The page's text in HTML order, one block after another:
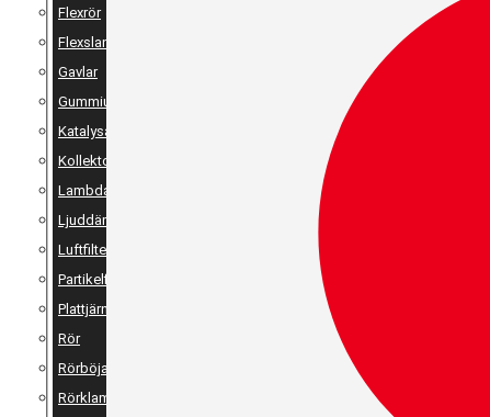
Flexrör
Flexslang
Gavlar
Gummiupphängning
Katalysator
Kollektor
Lambda
Ljuddämpare
Luftfilter
Partikelfilter
Plattjärn, vinkeljärn & stänger
Rör
Rörböjar
Rörklammer